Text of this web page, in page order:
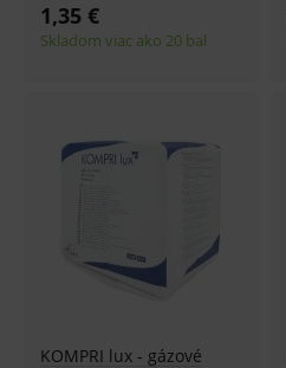
1,35 €
Skladom viac ako 20 bal
KOMPRI lux - gázové